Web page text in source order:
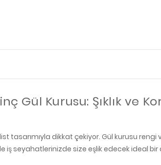
Gül Kurusu: Şıklık ve
tasarımıyla dikkat çekiyor. Gül kurusu
iş seyahatlerinizde size eşlik edecek ideal bir